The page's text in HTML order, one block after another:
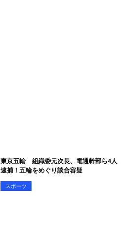
東京五輪 組織委元次長、電通幹部ら4人
逮捕！五輪をめぐり談合容疑
スポーツ